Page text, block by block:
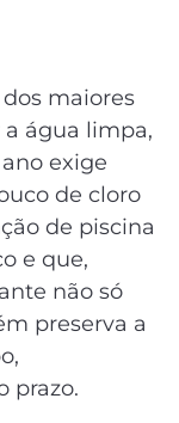
maiores
a água limpa,
exige
de cloro
de piscina
e que,
não só
preserva a
prazo.